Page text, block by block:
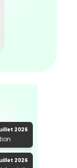
2026
2026